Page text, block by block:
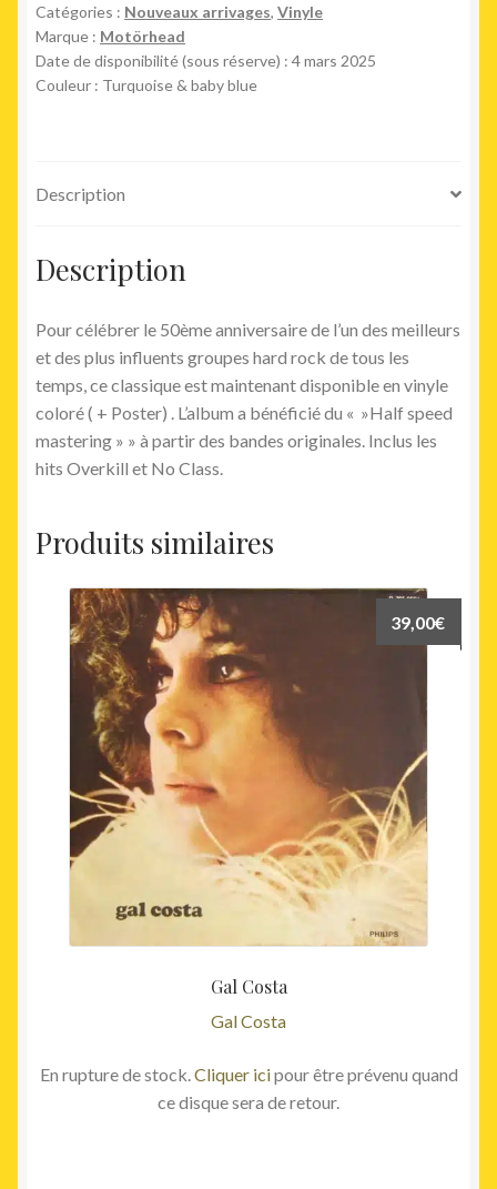
Catégories : Nouveaux arrivages, Vinyle
Marque : Motörhead
Date de disponibilité (sous réserve) : 4 mars 2025
Couleur : Turquoise & baby blue
Description
Description
Pour célébrer le 50ème anniversaire de l’un des meilleurs
et des plus influents groupes hard rock de tous les
temps, ce classique est maintenant disponible en vinyle
coloré ( + Poster) . L’album a bénéficié du « »Half speed
mastering » » à partir des bandes originales. Inclus les
hits Overkill et No Class.
Produits similaires
Gal Costa
Gal Costa
39,00€
En rupture de stock. Cliquer icipour être prévenu quand
ce disque sera de retour.